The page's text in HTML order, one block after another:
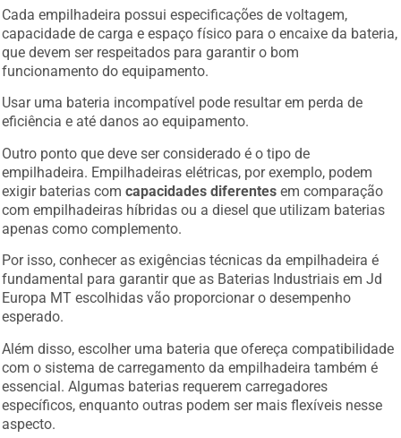
Cada empilhadeira possui especificações de voltagem,
capacidade de carga e espaço físico para o encaixe da bateria,
que devem ser respeitados para garantir o bom
funcionamento do equipamento.
Usar uma bateria incompatível pode resultar em perda de
eficiência e até danos ao equipamento.
Outro ponto que deve ser considerado é o tipo de
empilhadeira. Empilhadeiras elétricas, por exemplo, podem
exigir baterias comcapacidades diferentes em comparação
com empilhadeiras híbridas ou a diesel que utilizam baterias
apenas como complemento.
Por isso, conhecer as exigências técnicas da empilhadeira é
fundamental para garantir que as Baterias Industriais em Jd
Europa MT escolhidas vão proporcionar o desempenho
esperado.
Além disso, escolher uma bateria que ofereça compatibilidade
com o sistema de carregamento da empilhadeira também é
essencial. Algumas baterias requerem carregadores
específicos, enquanto outras podem ser mais flexíveis nesse
aspecto.